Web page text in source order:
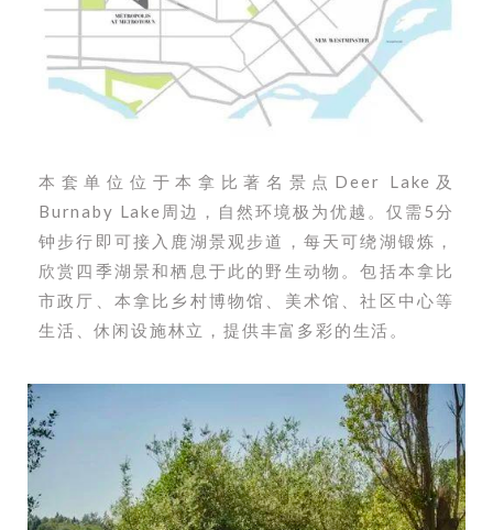
本套单位位于本拿比著名景点Deer Lake及
Burnaby Lake周边，自然环境极为优越。仅需5分
钟步行即可接入鹿湖景观步道，每天可绕湖锻炼，
欣赏四季湖景和栖息于此的野生动物。包括本拿比
市政厅、本拿比乡村博物馆、美术馆、社区中心等
生活、休闲设施林立，提供丰富多彩的生活。